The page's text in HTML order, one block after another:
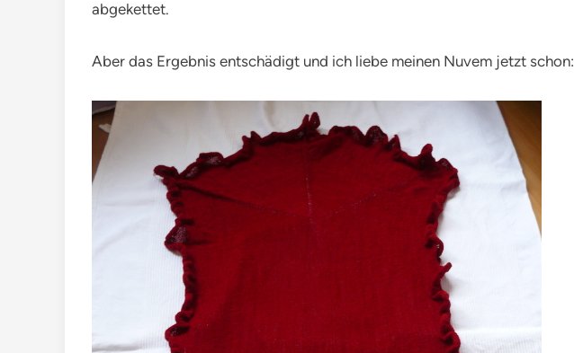
abgekettet.
Aber das Ergebnis entschädigt und ich liebe meinen Nuvem jetzt schon: